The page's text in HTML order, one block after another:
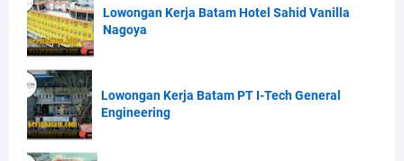
Lowongan Kerja Batam Hotel Sahid Vanilla
Nagoya
Lowongan Kerja Batam PT I-Tech General
Engineering